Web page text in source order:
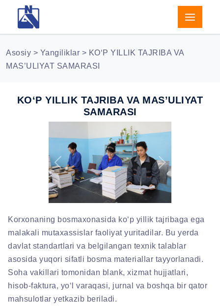
Asosiy > Yangiliklar > KO‘P YILLIK TAJRIBA VA
MAS’ULIYAT SAMARASI
KO‘P YILLIK TAJRIBA VA MAS’ULIYAT
SAMARASI
Previous Next
Korxonaning bosmaxonasida ko‘p yillik tajribaga ega
malakali mutaxassislar faoliyat yuritadilar. Bu yerda
davlat standartlari va belgilangan texnik talablar
asosida yuqori sifatli bosma materiallar tayyorlanadi.
Soha vakillari tomonidan blank, xizmat hujjatlari,
hisob-faktura, yo‘l varaqasi, jurnal va boshqa bir qator
mahsulotlar yetkazib beriladi.